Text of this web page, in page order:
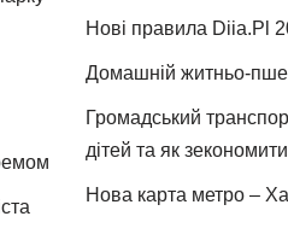
Нові правила Diia.Pl
Домашній житньо-
Громадський
дітей та як зекономити
Нова карта метро –